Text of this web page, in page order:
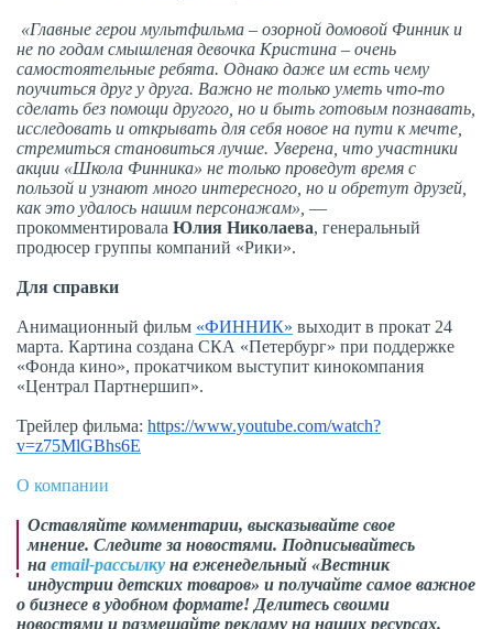
«Главные герои мультфильма – озорной домовой Финник и
не по годам смышленая девочка Кристина – очень
самостоятельные ребята. Однако даже им есть чему
поучиться друг у друга. Важно не только уметь что-то
сделать без помощи другого, но и быть готовым познавать,
исследовать и открывать для себя новое на пути к мечте,
стремиться становиться лучше. Уверена, что участники
акции «Школа Финника» не только проведут время с
пользой и узнают много интересного, но и обретут друзей,
как это удалось нашим персонажам», —
прокомментировала Юлия Николаева, генеральный
продюсер группы компаний «Рики».
Для справки
Анимационный фильм «ФИННИК» выходит в прокат 24
марта. Картина создана СКА «Петербург» при поддержке
«Фонда кино», прокатчиком выступит кинокомпания
«Централ Партнершип».
Трейлер фильма: https://www.youtube.com/watch?
v=z75MlGBhs6E
О компании
Оставляйте комментарии, высказывайте свое
мнение. Следите за новостями. Подписывайтесь
на email-рассылку на еженедельный «Вестник
индустрии детских товаров» и получайте самое важное
о бизнесе в удобном формате! Делитесь своими
новостями и размещайте рекламу на наших ресурсах.